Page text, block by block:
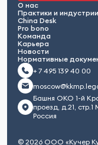
О нас
Практики и индустрии
China Desk
Pro bono
Команда
Карьера
Новости
Нормативные
+ 7 495 139 40 00
Башня ОКО 1-й
проезд, д.21, стр.1
Россия
© 2026 ООО «Кучер